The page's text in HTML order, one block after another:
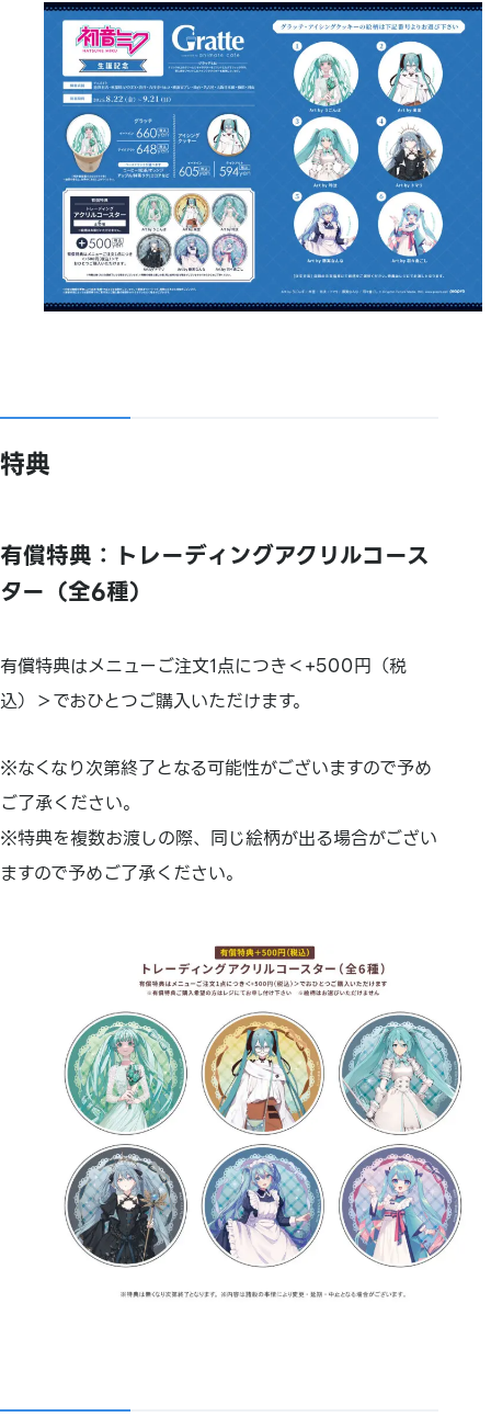
特典
有償特典：トレーディングアクリルコース
ター（全6種）
有償特典はメニューご注文1点につき＜+500円（税
込）＞でおひとつご購入いただけます。
※なくなり次第終了となる可能性がございますので予め
ご了承ください。
※特典を複数お渡しの際、同じ絵柄が出る場合がござい
ますので予めご了承ください。